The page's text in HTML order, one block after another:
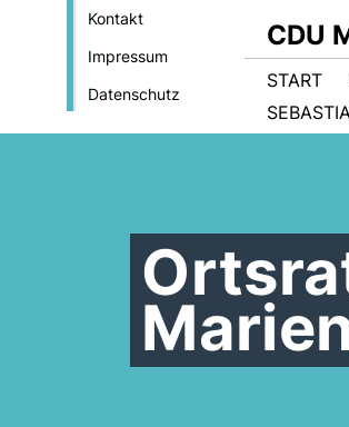
Kontakt
Impressum
Datenschutz
CDU
START